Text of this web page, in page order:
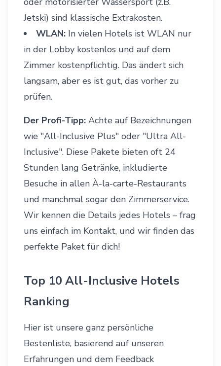
Jetski) sind klassische Extrakosten.
WLAN: In vielen Hotels ist WLAN nur
in der Lobby kostenlos und auf dem
Zimmer kostenpflichtig. Das ändert sich
langsam, aber es ist gut, das vorher zu
prüfen.
Der Profi-Tipp: Achte auf Bezeichnungen
wie "All-Inclusive Plus" oder "Ultra All-
Inclusive". Diese Pakete bieten oft 24
Stunden lang Getränke, inkludierte
Besuche in allen À-la-carte-Restaurants
und manchmal sogar den Zimmerservice.
Wir kennen die Details jedes Hotels – frag
uns einfach im Kontakt, und wir finden das
perfekte Paket für dich!
Top 10 All-Inclusive Hotels
Ranking
Hier ist unsere ganz persönliche
Bestenliste, basierend auf unseren
Erfahrungen und dem Feedback